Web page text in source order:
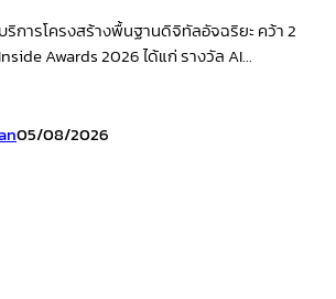
ริการโครงสร้างพื้นฐานดิจิทัลอัจฉริยะ คว้า 2
Awards 2026 ได้แก่ รางวัล AI...
05/08/2026